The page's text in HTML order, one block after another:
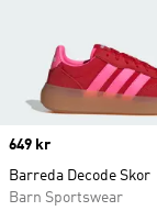
Price
649 kr
Barreda Decode Skor
Barn Sportswear